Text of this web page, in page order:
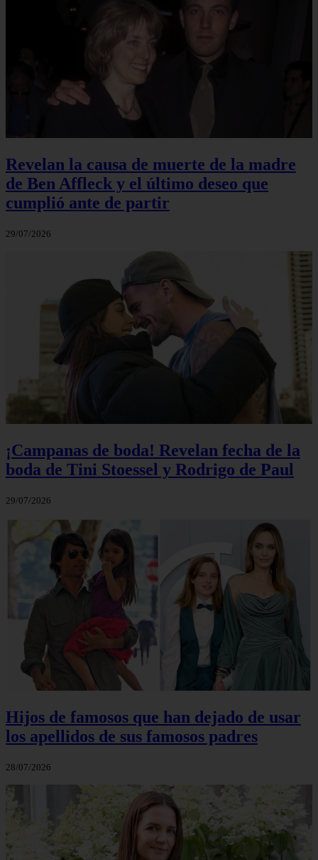
Revelan la causa de muerte de la madre
de Ben Affleck y el último deseo que
cumplió ante de partir
29/07/2026
¡Campanas de boda! Revelan fecha de la
boda de Tini Stoessel y Rodrigo de Paul
29/07/2026
Hijos de famosos que han dejado de usar
los apellidos de sus famosos padres
28/07/2026